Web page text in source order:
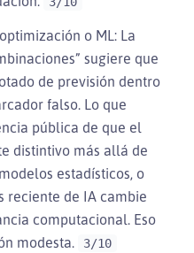
o ML: La
sugiere que
de previsión dentro
falso. Lo que
pública de que el
distintivo más allá de
estadísticos, o
reciente de IA cambie
computacional. Eso
modesta.
3/10